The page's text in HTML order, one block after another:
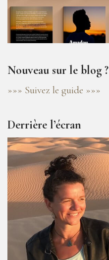
Nouveau sur le blog ?
»»» Suivez le guide »»»
Derrière l’écran